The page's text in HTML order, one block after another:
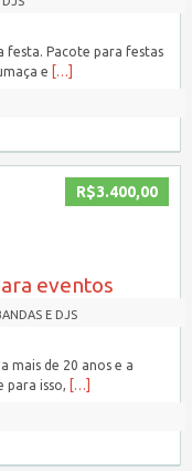
festa. Pacote para festas
e
[…]
R$3.400,00
eventos
E DJS
mais de 20 anos e a
para isso,
[…]